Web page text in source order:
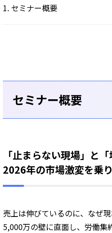
セミナー概要
セミナー概要
「止まらない現場」と
2026年の市場激変を乗
売上は伸びているのに、なぜ
5,000万の壁に直面し、労働集